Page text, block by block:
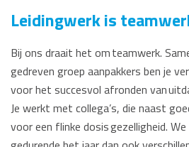
Leidingwerk is
Bij ons draait het om teamwerk.
gedreven groep aanpakkers ben je
voor het succesvol afronden van
Je werkt met collega’s, die naast
voor een flinke dosis gezelligheid.